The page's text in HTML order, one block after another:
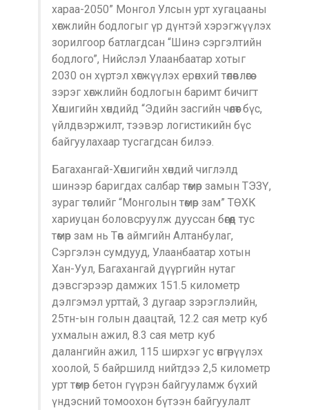
хараа-2050” Монгол Улсын урт хугацааны
хөгжлийн бодлогыг үр дүнтэй хэрэгжүүлэх
зорилгоор батлагдсан “Шинэ сэргэлтийн
бодлогo”, Нийслэл Улаанбаатар хотыг
2030 он хүртэл хөгжүүлэх ерөнхий төлөвлөгөө
зэрэг хөгжлийн бодлогын баримт бичигт
Хөшигийн хөндийд “Эдийн засгийн чөлөөт бүс,
үйлдвэржилт, тээвэр логистикийн бүс
байгуулахаар тусгагдсан билээ.
Багахангай-Хөшигийн хөндий чиглэлд
шинээр баригдах салбар төмөр замын ТЭЗҮ,
зураг төслийг “Монголын төмөр зам” ТӨХК
хариуцан боловсруулж дууссан бөгөөд тус
төмөр зам нь Төв аймгийн Алтанбулаг,
Сэргэлэн сумдууд, Улаанбаатар хотын
Хан-Уул, Багахангай дүүргийн нутаг
дэвсгэрээр дамжих 151.5 километр
дэлгэмэл урттай, 3 дугаар зэрэглэлийн,
25тн-ын голын даацтай, 12.2 сая метр куб
ухмалын ажил, 8.3 сая метр куб
далангийн ажил, 115 ширхэг ус өнгөрүүлэх
хоолой, 5 байршилд нийтдээ 2,5 километр
урт төмөр бетон гүүрэн байгууламж бүхий
үндэсний томоохон бүтээн байгуулалт